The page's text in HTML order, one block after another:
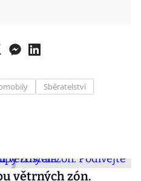
Sběratelství
větrných zón.